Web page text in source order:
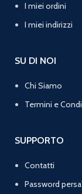
I miei ordini
I miei indirizzi
SU DI NOI
Chi Siamo
Termini e
SUPPORTO
Contatti
Password